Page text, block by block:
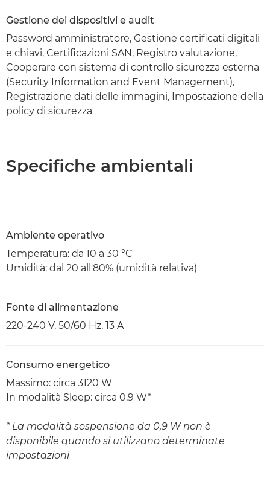
Gestione dei dispositivi e audit
Password amministratore, Gestione certificati digitali
e chiavi, Certificazioni SAN, Registro valutazione,
Cooperare con sistema di controllo sicurezza esterna
(Security Information and Event Management),
Registrazione dati delle immagini, Impostazione della
policy di sicurezza
Specifiche ambientali
Ambiente operativo
Temperatura: da 10 a 30 °C
Umidità: dal 20 all'80% (umidità relativa)
Fonte di alimentazione
220-240 V, 50/60 Hz, 13 A
Consumo energetico
Massimo: circa 3120 W
In modalità Sleep: circa 0,9 W*
* La modalità sospensione da 0,9 W non è
disponibile quando si utilizzano determinate
impostazioni